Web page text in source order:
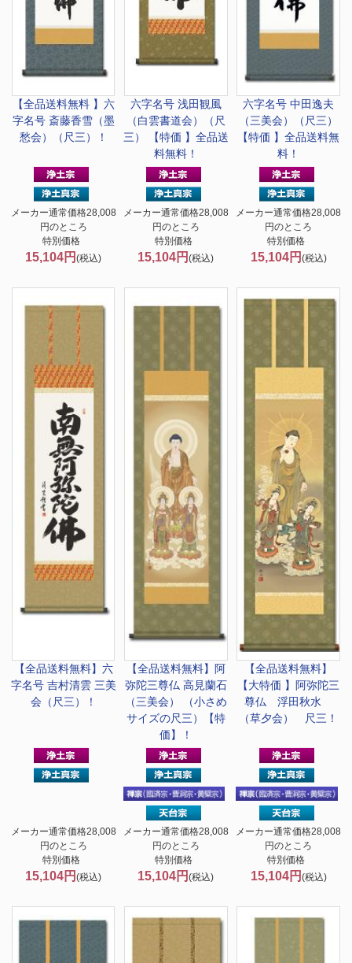
【全品送料無料 】 六
字名号 斎藤香雪（墨
愁会）（尺三）！
メーカー通常価格28,008
円のところ
特別価格
15,104円(税込)
六字名号 浅田観風
（白雲書道会）（尺
三） 【特価 】全品送
料無料！
メーカー通常価格28,008
円のところ
特別価格
15,104円(税込)
六字名号 中田逸夫
（三美会）（尺三）
【特価 】全品送料無
料！
メーカー通常価格28,008
円のところ
特別価格
15,104円 (税込)
【全品送料無料】 六
字名号 吉村清雲 三美
会（尺三）！
メーカー通常価格28,008
円のところ
特別価格
15,104円(税込)
【全品送料無料】
阿
弥陀三尊仏 高見蘭石
（三美会） （小さめ
サイズの尺三）【特
価】！
メーカー通常価格28,008
円のところ
特別価格
15,104円(税込)
【全品送料無料】
【大特価 】
阿弥陀三
尊仏 浮田秋水
（草夕会） 尺三！
メーカー通常価格28,008
円のところ
特別価格
15,104円 (税込)